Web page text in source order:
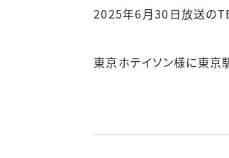
2025年6月30日放送の
東京ホテイソン様に東京